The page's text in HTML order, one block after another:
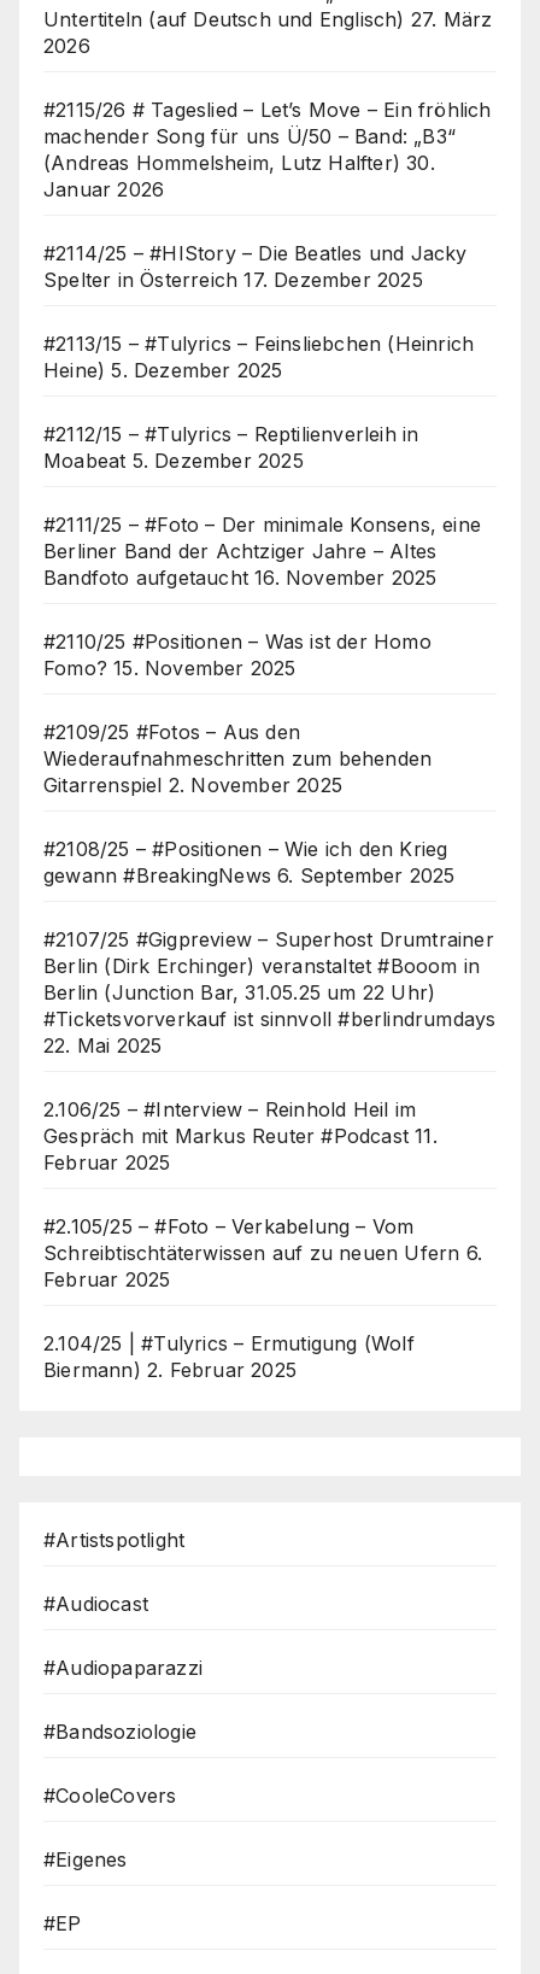
Untertiteln (auf Deutsch und Englisch) 27. März
2026
#2115/26 # Tageslied – Let’s Move – Ein fröhlich
machender Song für uns Ü/50 – Band: „B3“
(Andreas Hommelsheim, Lutz Halfter) 30.
Januar 2026
#2114/25 – #HIStory – Die Beatles und Jacky
Spelter in Österreich 17. Dezember 2025
#2113/15 – #Tulyrics – Feinsliebchen (Heinrich
Heine) 5. Dezember 2025
#2112/15 – #Tulyrics – Reptilienverleih in
Moabeat 5. Dezember 2025
#2111/25 – #Foto – Der minimale Konsens, eine
Berliner Band der Achtziger Jahre – Altes
Bandfoto aufgetaucht 16. November 2025
#2110/25 #Positionen – Was ist der Homo
Fomo? 15. November 2025
#2109/25 #Fotos – Aus den
Wiederaufnahmeschritten zum behenden
Gitarrenspiel 2. November 2025
#2108/25 – #Positionen – Wie ich den Krieg
gewann #BreakingNews 6. September 2025
#2107/25 #Gigpreview – Superhost Drumtrainer
Berlin (Dirk Erchinger) veranstaltet #Booom in
Berlin (Junction Bar, 31.05.25 um 22 Uhr)
#Ticketsvorverkauf ist sinnvoll #berlindrumdays
22. Mai 2025
2.106/25 – #Interview – Reinhold Heil im
Gespräch mit Markus Reuter #Podcast 11.
Februar 2025
#2.105/25 – #Foto – Verkabelung – Vom
Schreibtischtäterwissen auf zu neuen Ufern 6.
Februar 2025
2.104/25 | #Tulyrics – Ermutigung (Wolf
Biermann) 2. Februar 2025
#Artistspotlight
#Audiocast
#Audiopaparazzi
#Bandsoziologie
#CooleCovers
#Eigenes
#EP